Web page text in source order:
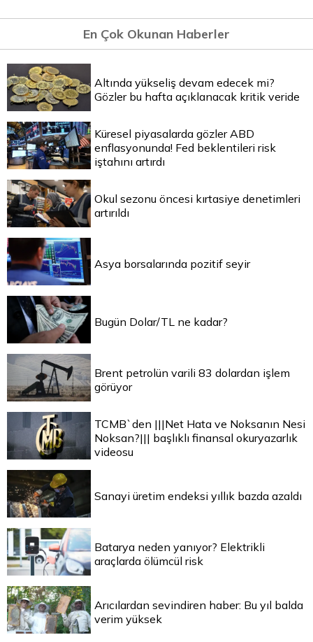
En Çok Okunan Haberler
Altında yükseliş devam edecek mi?
Gözler bu hafta açıklanacak kritik veride
Küresel piyasalarda gözler ABD
enflasyonunda! Fed beklentileri risk
iştahını artırdı
Okul sezonu öncesi kırtasiye denetimleri
artırıldı
Asya borsalarında pozitif seyir
Bugün Dolar/TL ne kadar?
Brent petrolün varili 83 dolardan işlem
görüyor
TCMB`den |||Net Hata ve Noksanın Nesi
Noksan?||| başlıklı finansal okuryazarlık
videosu
Sanayi üretim endeksi yıllık bazda azaldı
Batarya neden yanıyor? Elektrikli
araçlarda ölümcül risk
Arıcılardan sevindiren haber: Bu yıl balda
verim yüksek